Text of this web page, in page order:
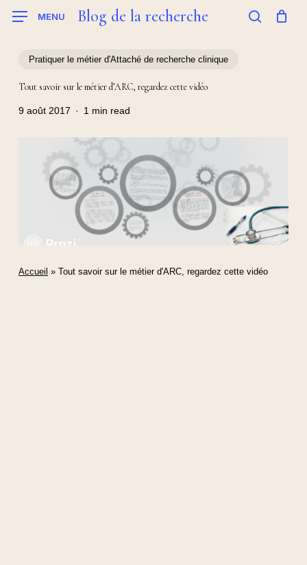
MENU Blog de la recherche
Pratiquer le métier d'Attaché de recherche clinique
Tout savoir sur le métier d’ARC, regardez cette vidéo
9 août 2017 1 min read
Accueil » Tout savoir sur le métier d'ARC, regardez cette vidéo